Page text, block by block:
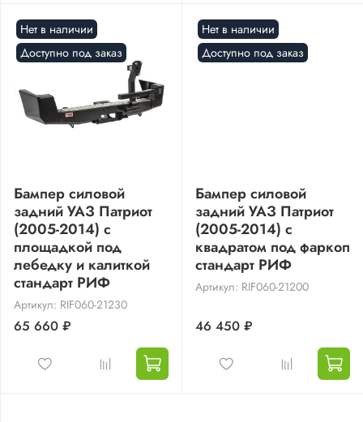
Нет в наличии
Доступно под заказ
Бампер силовой
задний УАЗ Патриот
(2005-2014) с
площадкой под
лебедку и калиткой
стандарт РИФ
Артикул: RIF060-21230
65 660 ₽
Нет в наличии
Доступно под заказ
Бампер силовой
задний УАЗ Патриот
(2005-2014) с
квадратом под фаркоп
стандарт РИФ
Артикул: RIF060-21200
46 450 ₽